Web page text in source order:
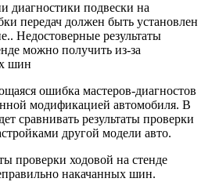
подвески на
передач должен быть установлен
Недостоверные результаты
можно получить из-за
шин
ошибка мастеров-диагностов
модификацией автомобиля. В
сравнивать результаты проверки
другой модели авто.
проверки ходовой на стенде
накачанных шин.